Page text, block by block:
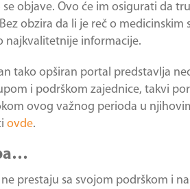
objave. Ovo će im osigurati da
obzira da li je reč o
najkvalitetnije informacije.
tako opširan portal predstavlja
i podrškom zajednice, takvi
ovog važnog perioda u
ovde.
prestaju sa svojom podrškom i